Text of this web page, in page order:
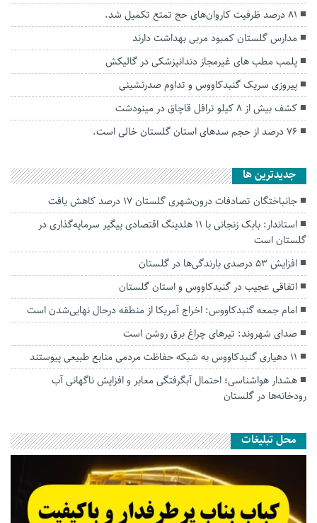
۸۱ درصد ظرفیت کاروان‌های حج تمتع تکمیل شد.
مدارس گلستان کمبود مربی بهداشت دارند
پلمب مطب های غیرمجاز دندانپزشکی در گالیکش
پیروزی سریک گنبدکاووس و تداوم صدرنشینی
کشف بیش از ۸ کیلو ترافل قاچاق در مینودشت
۷۶ درصد از حجم سدهای استان گلستان خالی است.
جديدترين ها
جانباختگان تصادفات درون‌شهری گلستان ۱۷ درصد کاهش یافت
استاندار: بابک زنجانی با ۱۱ هلدینگ اقتصادی پیگیر سرمایه‌گذاری در
گلستان است
افزایش ۵۳ درصدی بارندگی‌ها در گلستان
اتفاقی عجیب در‌ گنبدکاووس و استان گلستان
امام جمعه گنبدکاووس: اخراج آمریکا از منطقه درحال نهایی‌شدن است
صدای شهروند: تیرهای چراغ برق روشن است
۱۱ دهیاری گنبدکاووس به شبکه حفاظت مردمی منابع طبیعی پیوستند
هشدار هواشناسی؛ احتمال آبگرفتگی معابر و افزایش ناگهانی آب
رودخانه‌ها در گلستان
محل تبلیغات